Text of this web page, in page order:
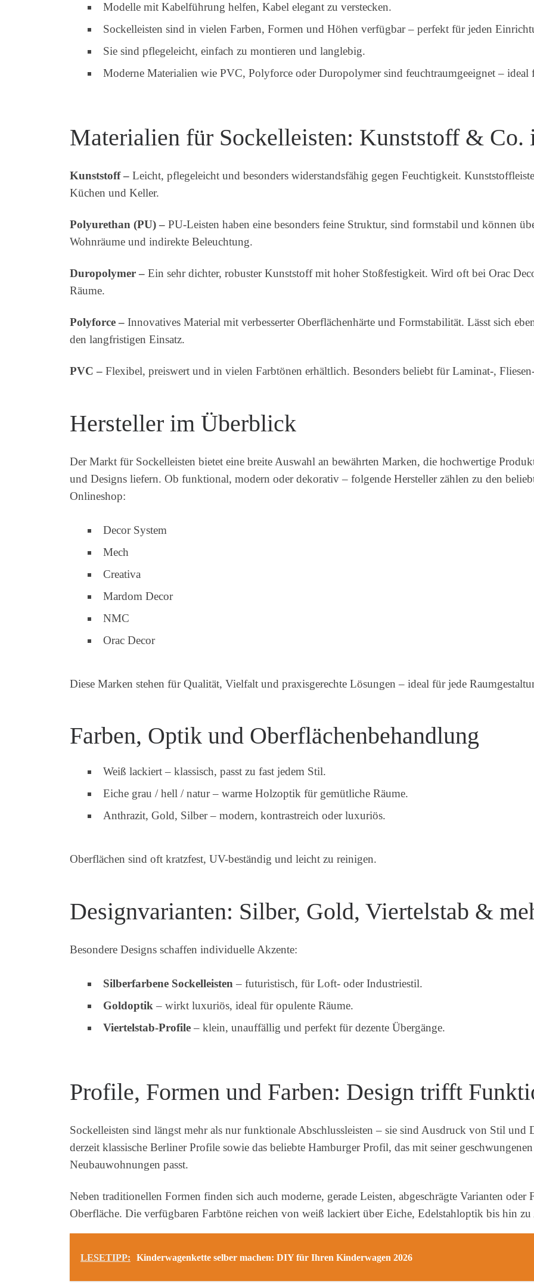
Modelle mit Kabelführung helfen, Kabel elegant zu verstecken.
Sockelleisten sind in vielen Farben, Formen und Höhen verfügbar – perfekt für jeden
Sie sind pflegeleicht, einfach zu montieren und langlebig.
Moderne Materialien wie PVC, Polyforce oder Duropolymer sind feuchtraumgeeignet – ideal
Materialien für Sockelleisten: Kunststoff &
Kunststoff – Leicht, pflegeleicht und besonders widerstandsfähig gegen Feuchtigkeit.
Küchen und Keller.
Polyurethan (PU) – PU-Leisten haben eine besonders feine Struktur, sind formstabil und können
Wohnräume und indirekte Beleuchtung.
Duropolymer – Ein sehr dichter, robuster Kunststoff mit hoher Stoßfestigkeit. Wird oft bei Orac
Räume.
Polyforce – Innovatives Material mit verbesserter Oberflächenhärte und Formstabilität. Lässt sich
den langfristigen Einsatz.
PVC – Flexibel, preiswert und in vielen Farbtönen erhältlich. Besonders beliebt für Laminat-,
Hersteller im Überblick
Der Markt für Sockelleisten bietet eine breite Auswahl an bewährten Marken, die hochwertige
und Designs liefern. Ob funktional, modern oder dekorativ – folgende Hersteller zählen zu den
Onlineshop:
Decor System
Mech
Creativa
Mardom Decor
NMC
Orac Decor
Diese Marken stehen für Qualität, Vielfalt und praxisgerechte Lösungen – ideal für jede
Farben, Optik und Oberflächenbehandlung
Weiß lackiert – klassisch, passt zu fast jedem Stil.
Eiche grau / hell / natur – warme Holzoptik für gemütliche Räume.
Anthrazit, Gold, Silber – modern, kontrastreich oder luxuriös.
Oberflächen sind oft kratzfest, UV-beständig und leicht zu reinigen.
Designvarianten: Silber, Gold, Viertelstab &
Besondere Designs schaffen individuelle Akzente:
Silberfarbene Sockelleisten – futuristisch, für Loft- oder Industriestil.
Goldoptik – wirkt luxuriös, ideal für opulente Räume.
Viertelstab-Profile – klein, unauffällig und perfekt für dezente Übergänge.
Profile, Formen und Farben: Design trifft
Sockelleisten sind längst mehr als nur funktionale Abschlussleisten – sie sind Ausdruck von Stil und
derzeit klassische Berliner Profile sowie das beliebte Hamburger Profil, das mit seiner
Neubauwohnungen passt.
Neben traditionellen Formen finden sich auch moderne, gerade Leisten, abgeschrägte Varianten
Oberfläche. Die verfügbaren Farbtöne reichen von weiß lackiert über Eiche, Edelstahloptik bis hin
LESETIPP: Kinderwagenkette selber machen: DIY für Ihren Kinderwagen 2026